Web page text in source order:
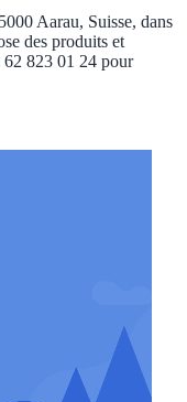
Aarau, Suisse, dans
des produits et
62 823 01 24 pour